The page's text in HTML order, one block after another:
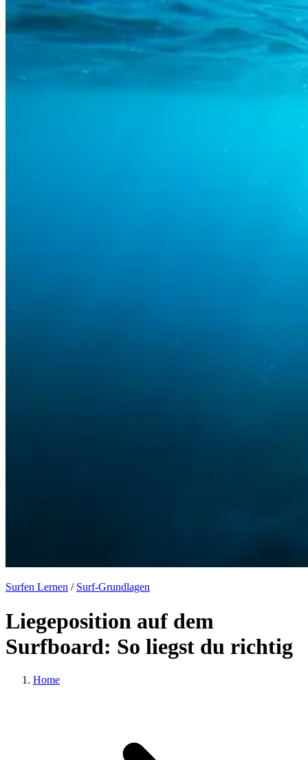
Surfen Lernen / Surf-Grundlagen
Liegeposition auf dem
Surfboard: So liegst du richtig
Home